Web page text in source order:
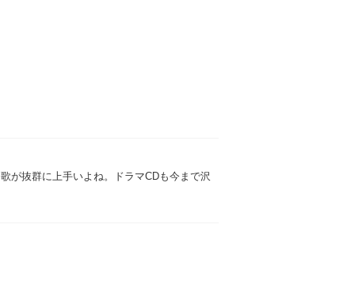
が抜群に上手いよね。ドラマCDも今まで沢